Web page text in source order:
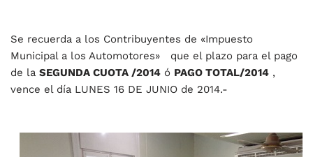
Se recuerda a los Contribuyentes de «Impuesto
Municipal a los Automotores» que el plazo para el pago
de la SEGUNDA CUOTA /2014 ó PAGO TOTAL/2014 ,
vence el día LUNES 16 DE JUNIO de 2014.-